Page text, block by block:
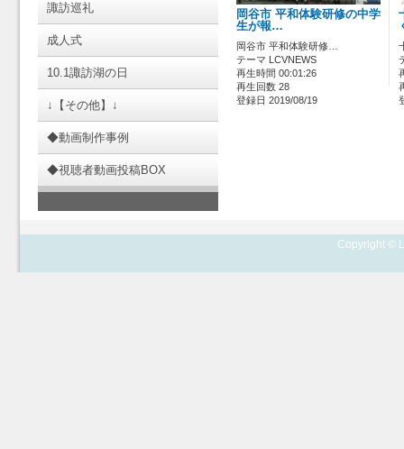
諏訪巡礼
成人式
10.1諏訪湖の日
↓【その他】↓
◆動画制作事例
◆視聴者動画投稿BOX
岡谷市 平和体験研修の中学
生が報…
岡谷市 平和体験研修…
テーマ LCVNEWS
再生時間 00:01:26
再生回数 28
登録日 2019/08/19
Copyright ©